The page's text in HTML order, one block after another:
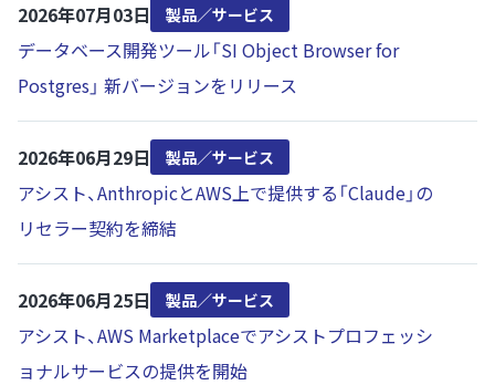
2026年07月03日 製品／サービス
データベース開発ツール「SI Object Browser for
Postgres」 新バージョンをリリース
2026年06月29日 製品／サービス
アシスト、AnthropicとAWS上で提供する「Claude」の
リセラー契約を締結
2026年06月25日 製品／サービス
アシスト、AWS Marketplaceでアシストプロフェッシ
ョナルサービスの提供を開始